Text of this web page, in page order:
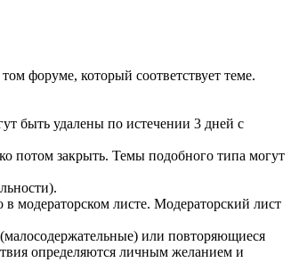
форуме, который соответствует теме.
быть удалены по истечении 3 дней с
потом закрыть. Темы подобного типа могут
модераторском листе. Модераторский лист
или повторяющиеся
определяются личным желанием и